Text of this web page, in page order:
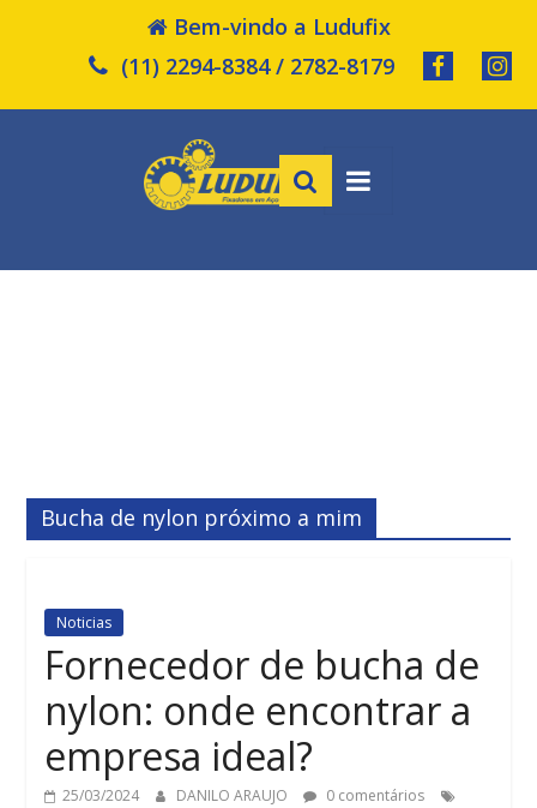
Bem-vindo a Ludufix
(11) 2294-8384 / 2782-8179
Bucha de nylon próximo a mim
Noticias
Fornecedor de bucha de
nylon: onde encontrar a
empresa ideal?
25/03/2024 DANILO ARAUJO
0 comentários